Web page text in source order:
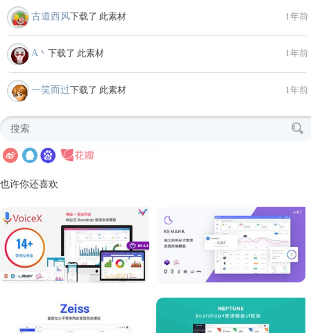
古道西风下载了 此素材 1年前
A丶 下载了 此素材 1年前
一笑而过下载了 此素材 1年前
也许你还喜欢